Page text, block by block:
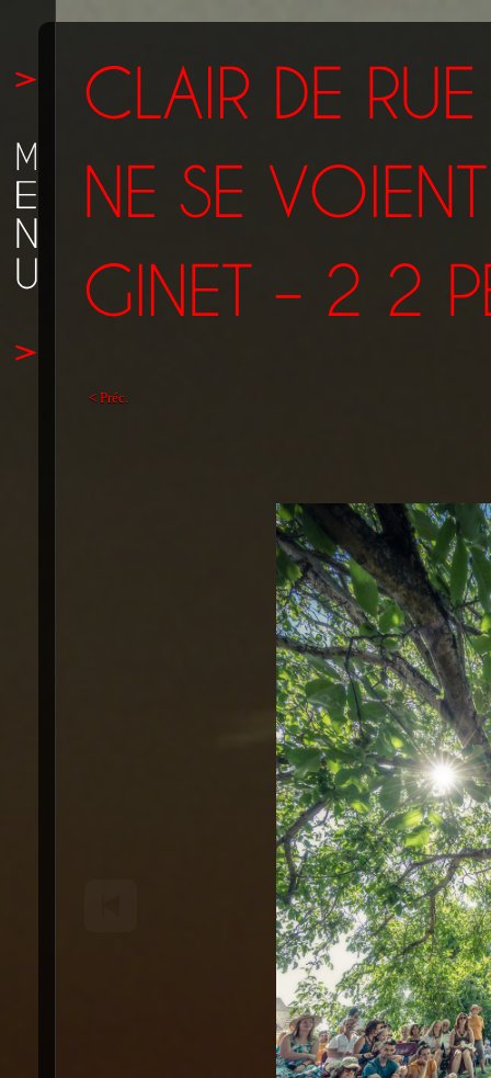
< Préc.